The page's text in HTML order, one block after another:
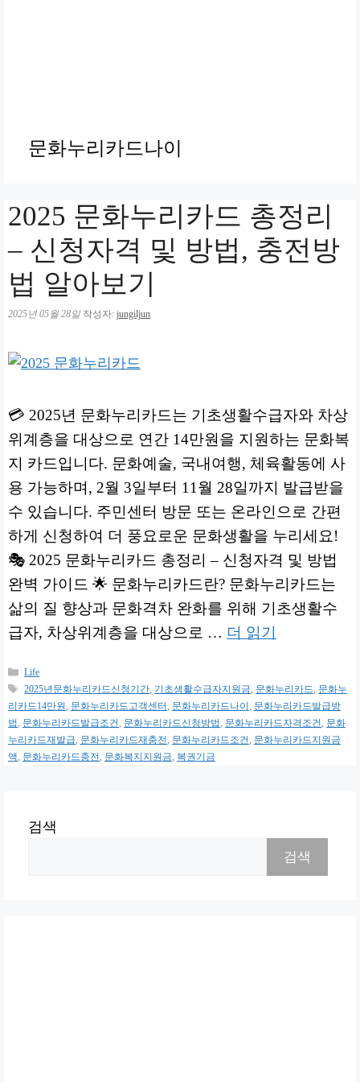
문화누리카드나이
2025 문화누리카드 총정리
– 신청자격 및 방법, 충전방
법 알아보기
2025년 05월 28일 작성자: jungiljun
💳 2025년 문화누리카드는 기초생활수급자와 차상
위계층을 대상으로 연간 14만원을 지원하는 문화복
지 카드입니다. 문화예술, 국내여행, 체육활동에 사
용 가능하며, 2월 3일부터 11월 28일까지 발급받을
수 있습니다. 주민센터 방문 또는 온라인으로 간편
하게 신청하여 더 풍요로운 문화생활을 누리세요!
🎭 2025 문화누리카드 총정리 – 신청자격 및 방법
완벽 가이드 🌟 문화누리카드란? 문화누리카드는
삶의 질 향상과 문화격차 완화를 위해 기초생활수
급자, 차상위계층을 대상으로 … 더 읽기
카
테
고
리
Life
태
그
2025년문화누리카드신청기간, 기초생활수급자지원금, 문화누리카드, 문화누
리카드14만원, 문화누리카드고객센터, 문화누리카드나이 , 문화누리카드발급방
법, 문화누리카드발급조건, 문화누리카드신청방법, 문화누리카드자격조건, 문화
누리카드재발급, 문화누리카드재충전, 문화누리카드조건, 문화누리카드지원금
액, 문화누리카드충전, 문화복지지원금, 복권기금
검색
검색